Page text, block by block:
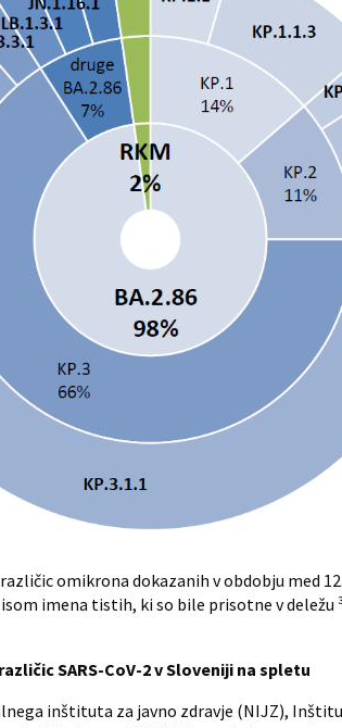
omikrona dokazanih v obdobju med 12.
imena tistih, ki so bile prisotne v deležu
SARS-CoV-2 v Sloveniji na spletu
inštituta za javno zdravje (NIJZ),